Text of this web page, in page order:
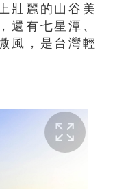
壯麗的山谷美
還有七星潭、
風，是台灣輕